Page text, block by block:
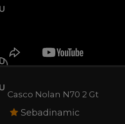
Casco Nolan N70 2 Gt
Sebadinamic